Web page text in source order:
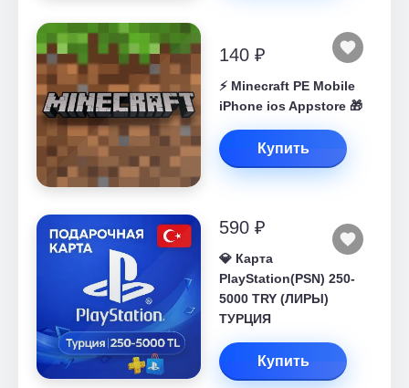
140 ₽
⚡️ Minecraft PE Mobile
iPhone ios Appstore 🎁
Купить
590 ₽
💎 Карта
PlayStation(PSN) 250-
5000 TRY (ЛИРЫ)
ТУРЦИЯ
Купить